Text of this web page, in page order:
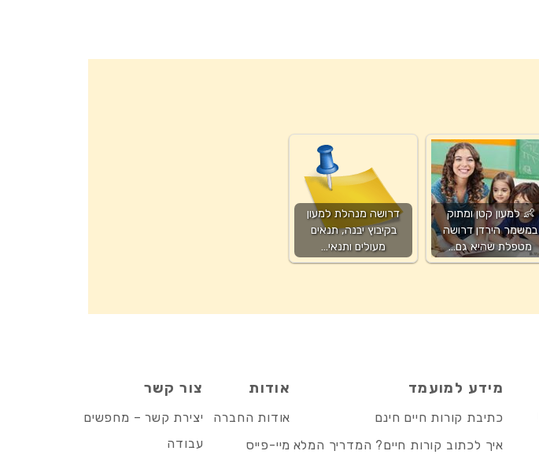
דרושה מנהלת למעון
בקיבוץ יבנה, תנאים
מעולים ותנאי…
👶 למעון קטן ומתוק
במשמר הירדן דרושה
מטפלת שהיא גם…
מידע למועמד
כתיבת קורות חיים חינם
איך לכתוב קורות חיים? המדריך המלא
אודות
אודות החברה
מיי-פייס
צור קשר
יצירת קשר – מחפשים
עבודה